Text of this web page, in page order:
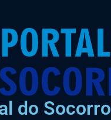
do Socorro